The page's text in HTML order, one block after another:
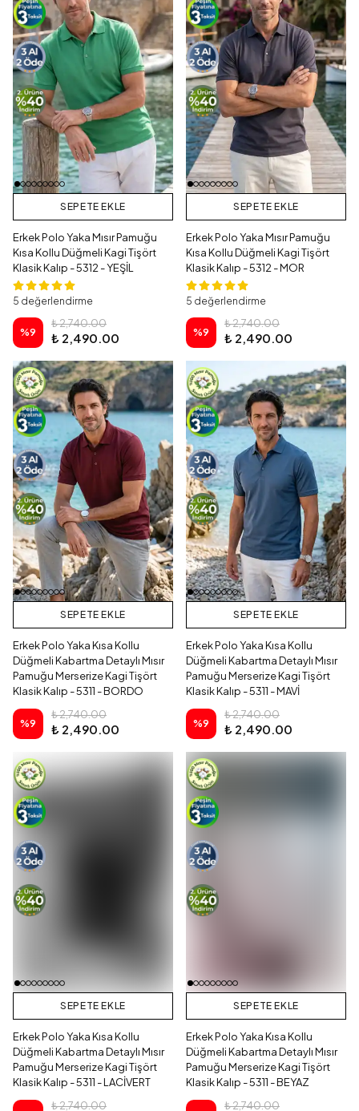
SEPETE EKLE
Erkek Polo Yaka Mısır Pamuğu
Kısa Kollu Düğmeli Kagi Tişört
Klasik Kalıp - 5312 - YEŞİL
5 değerlendirme
%9
₺ 2,740.00
₺ 2,490.00
SEPETE EKLE
Erkek Polo Yaka Mısır Pamuğu
Kısa Kollu Düğmeli Kagi Tişört
Klasik Kalıp - 5312 - MOR
5 değerlendirme
%9
₺ 2,740.00
₺ 2,490.00
SEPETE EKLE
Erkek Polo Yaka Kısa Kollu
Düğmeli Kabartma Detaylı Mısır
Pamuğu Merserize Kagi Tişört
Klasik Kalıp - 5311 - BORDO
%9
₺ 2,740.00
₺ 2,490.00
SEPETE EKLE
Erkek Polo Yaka Kısa Kollu
Düğmeli Kabartma Detaylı Mısır
Pamuğu Merserize Kagi Tişört
Klasik Kalıp - 5311 - MAVİ
%9
₺ 2,740.00
₺ 2,490.00
SEPETE EKLE
Erkek Polo Yaka Kısa Kollu
Düğmeli Kabartma Detaylı Mısır
Pamuğu Merserize Kagi Tişört
Klasik Kalıp - 5311 - LACİVERT
₺ 2,740.00
SEPETE EKLE
Erkek Polo Yaka Kısa Kollu
Düğmeli Kabartma Detaylı Mısır
Pamuğu Merserize Kagi Tişört
Klasik Kalıp - 5311 - BEYAZ
₺ 2,740.00